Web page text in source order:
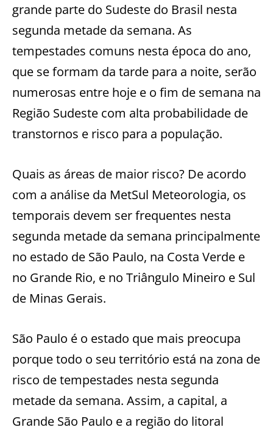
grande parte do Sudeste do Brasil nesta
segunda metade da semana. As
tempestades comuns nesta época do ano,
que se formam da tarde para a noite, serão
numerosas entre hoje e o fim de semana na
Região Sudeste com alta probabilidade de
transtornos e risco para a população.
Quais as áreas de maior risco? De acordo
com a análise da MetSul Meteorologia, os
temporais devem ser frequentes nesta
segunda metade da semana principalmente
no estado de São Paulo, na Costa Verde e
no Grande Rio, e no Triângulo Mineiro e Sul
de Minas Gerais.
São Paulo é o estado que mais preocupa
porque todo o seu território está na zona de
risco de tempestades nesta segunda
metade da semana. Assim, a capital, a
Grande São Paulo e a região do litoral